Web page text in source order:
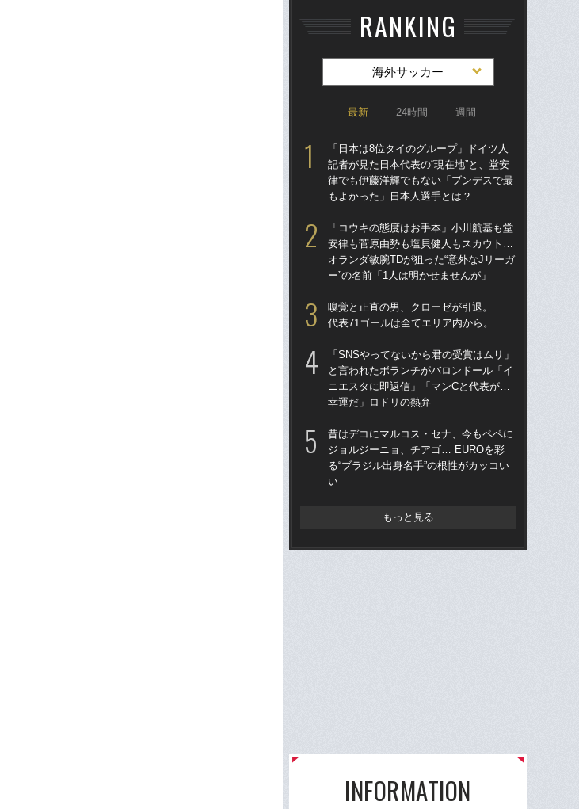
RANKING
海外サッカー
最新 24時間 週間
「日本は8位タイのグループ」ドイツ人
記者が見た日本代表の“現在地”と、堂安
律でも伊藤洋輝でもない「ブンデスで最
もよかった」日本人選手とは？
「コウキの態度はお手本」小川航基も堂
安律も菅原由勢も塩貝健人もスカウト…
オランダ敏腕TDが狙った“意外なJリーガ
ー”の名前「1人は明かせませんが」
嗅覚と正直の男、クローゼが引退。
代表71ゴールは全てエリア内から。
「SNSやってないから君の受賞はムリ」
と言われたボランチがバロンドール「イ
ニエスタに即返信」「マンCと代表が…
幸運だ」ロドリの熱弁
昔はデコにマルコス・セナ、今もペペに
ジョルジーニョ、チアゴ… EUROを彩
る“ブラジル出身名手”の根性がカッコい
い
もっと見る
INFORMATION